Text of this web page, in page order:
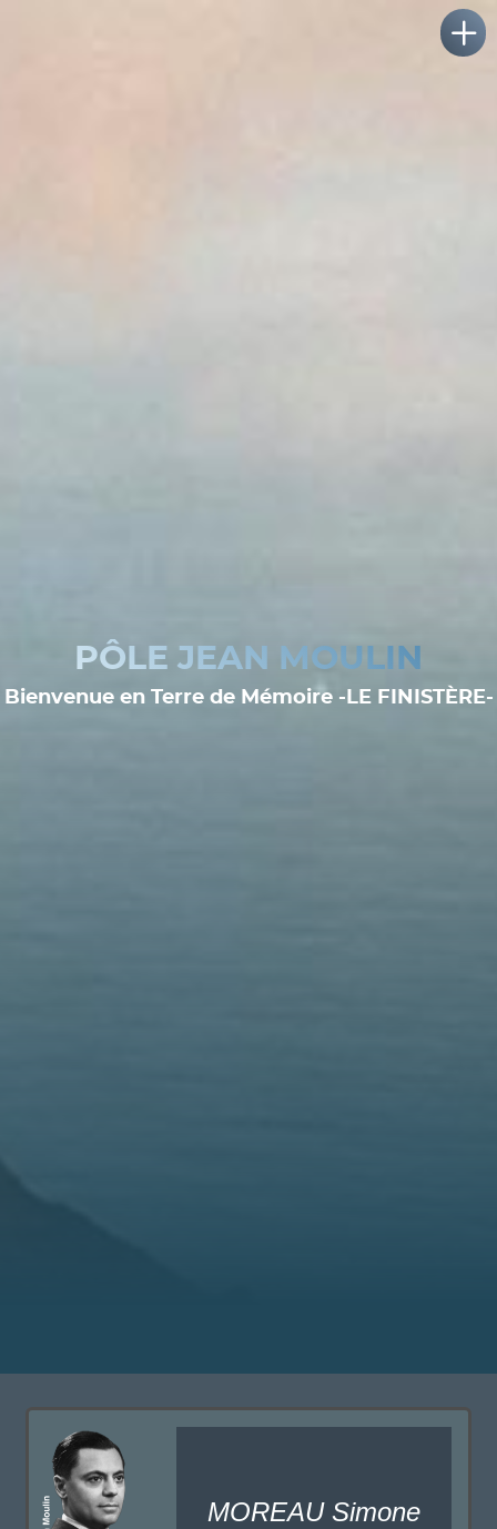
PÔLE JEAN MOULIN
Bienvenue en Terre de Mémoire -LE FINISTÈRE-
MOREAU Simone